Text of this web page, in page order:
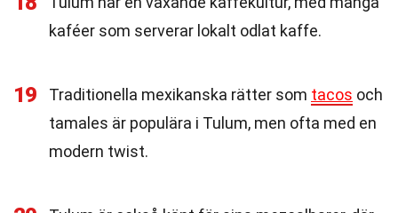
kaféer som serverar lokalt odlat kaffe.
19 Traditionella mexikanska rätter som tacos och
tamales är populära i Tulum, men ofta med en
modern twist.